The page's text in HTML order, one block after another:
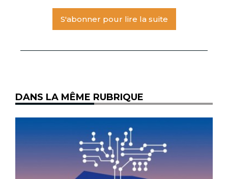
S'abonner pour lire la suite
DANS LA MÊME RUBRIQUE